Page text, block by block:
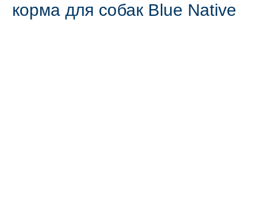
корма для собак Blue Native